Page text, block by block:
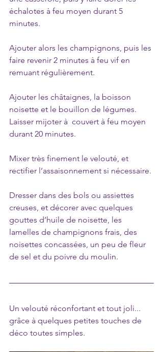
échalotes à feu moyen durant 5
minutes.
Ajouter alors les champignons, puis les
faire revenir 2 minutes à feu vif en
remuant régulièrement.
Ajouter les châtaignes, la boisson
noisette et le bouillon de légumes.
Laisser mijoter à  couvert à feu moyen
durant 20 minutes.
Mixer très finement le velouté, et
rectifier l’assaisonnement si nécessaire.
Dresser dans des bols ou assiettes
creuses, et décorer avec quelques
gouttes d’huile de noisette, les
lamelles de champignons frais, des
noisettes concassées, un peu de fleur
de sel et du poivre du moulin.
Un velouté réconfortant et tout joli...
grâce à quelques petites touches de
déco toutes simples.